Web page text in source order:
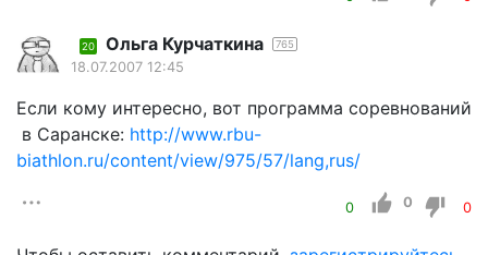
20 Ольга Курчаткина 765
18.07.2007 12:45
Если кому интересно, вот программа соревнований
в Саранске: http://www.rbu-
biathlon.ru/content/view/975/57/lang,rus/
0 0 0